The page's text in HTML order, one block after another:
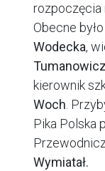
rozpoczęcia
Obecne
Wodecka,
Tumanowicz
kierownik
Woch.
Pika Polska
Wymiatał.